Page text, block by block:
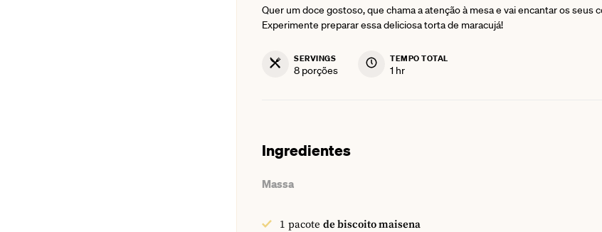
Quer um doce gostoso, que chama a atenção à mesa e vai encantar os seus
Experimente preparar essa deliciosa torta de maracujá!
SERVINGS
8 porções
TEMPO TOTAL
1hour
hr
Ingredientes
Massa
1 pacote de biscoito maisena